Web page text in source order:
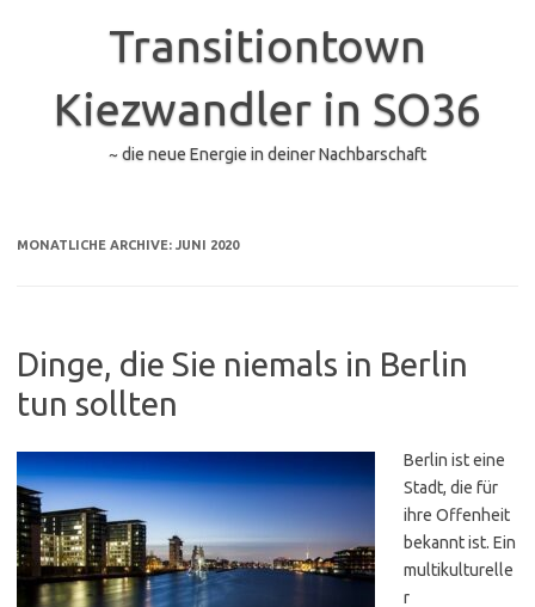
Transitiontown
Kiezwandler in SO36
~ die neue Energie in deiner Nachbarschaft
MONATLICHE ARCHIVE: JUNI 2020
Dinge, die Sie niemals in Berlin
tun sollten
Berlin ist eine
Stadt, die für
ihre Offenheit
bekannt ist. Ein
multikulturelle
r